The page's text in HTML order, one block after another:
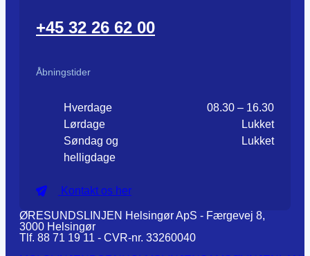
+45 32 26 62 00
Åbningstider
Hverdage
08.30 – 16.30
Lørdage
Lukket
Søndag og
helligdage
Lukket
Kontakt os her
ØRESUNDSLINJEN Helsingør ApS - Færgevej 8,
3000 Helsingør
Tlf. 88 71 19 11 - CVR-nr. 33260040